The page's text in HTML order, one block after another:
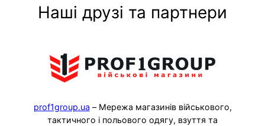
Наші друзі та партнери
prof1group.ua – Мережа магазинів військового,
тактичного і польового одягу, взуття та